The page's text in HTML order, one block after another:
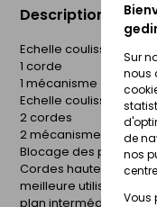
Sur
nous
de
nos
Vous
Description du
Echelle coulissante 2
1 corde
1 mécanisme
Echelle coulissante 3
2 cordes
2 mécanismes
Blocage des plans
Cordes haute
meilleure utilisation:
plan intermédiaire